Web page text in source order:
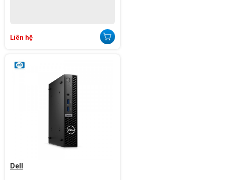
Liên hệ
Dell